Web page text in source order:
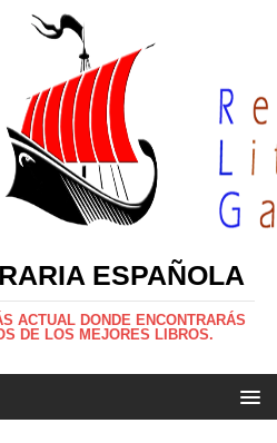
ESPAÑOLA
ACTUAL DONDE ENCONTRARÁS
DE LOS MEJORES LIBROS.